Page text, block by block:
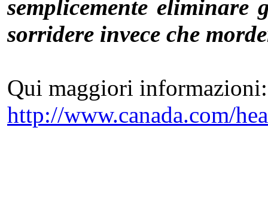
semplicemente
sorridere invece che
Qui maggiori informazioni:
http://www.canada.com/